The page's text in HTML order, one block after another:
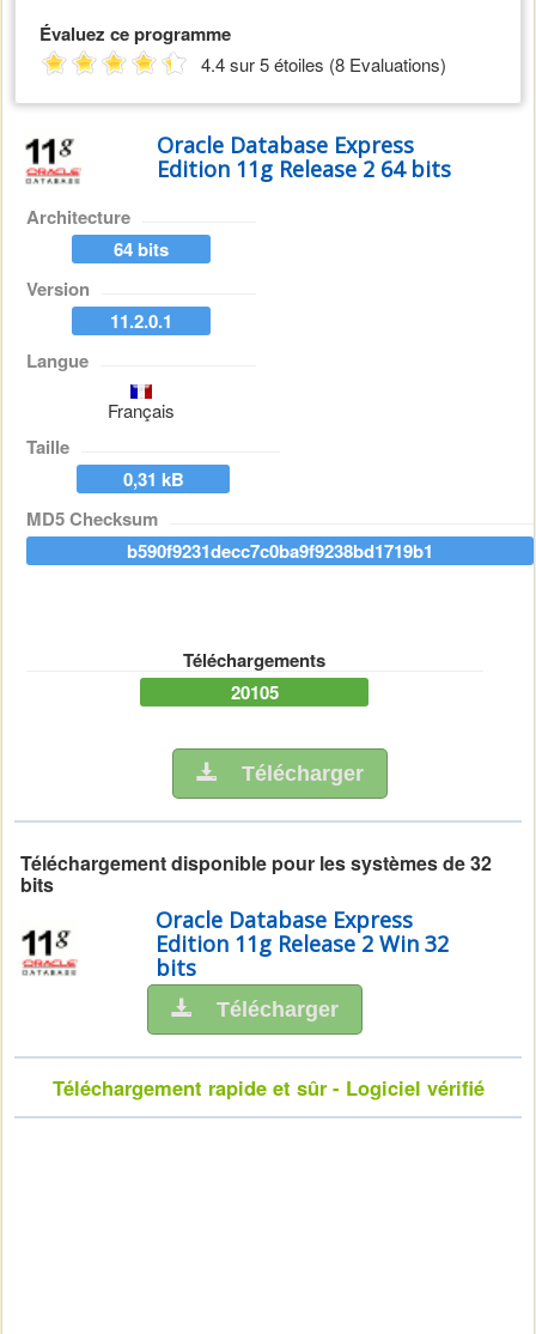
Évaluez ce programme
4.4 sur 5 étoiles (8 Evaluations)
Oracle Database Express
Edition 11g Release 2 64 bits
Architecture
64 bits
Version
11.2.0.1
Langue
Français
Taille
0,31 kB
MD5 Checksum
b590f9231decc7c0ba9f9238bd1719b1
Téléchargements
20105
Télécharger
Téléchargement disponible pour les systèmes de 32
bits
Oracle Database Express
Edition 11g Release 2 Win 32
bits
Télécharger
Téléchargement rapide et sûr - Logiciel vérifié